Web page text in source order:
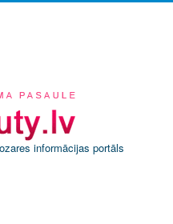
informācijas portāls